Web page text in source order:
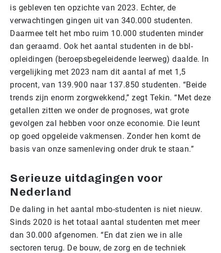
is gebleven ten opzichte van 2023. Echter, de
verwachtingen gingen uit van 340.000 studenten.
Daarmee telt het mbo ruim 10.000 studenten minder
dan geraamd. Ook het aantal studenten in de bbl-
opleidingen (beroepsbegeleidende leerweg) daalde. In
vergelijking met 2023 nam dit aantal af met 1,5
procent, van 139.900 naar 137.850 studenten. “Beide
trends zijn enorm zorgwekkend,” zegt Tekin. “Met deze
getallen zitten we onder de prognoses, wat grote
gevolgen zal hebben voor onze economie. Die leunt
op goed opgeleide vakmensen. Zonder hen komt de
basis van onze samenleving onder druk te staan.”
Serieuze uitdagingen voor
Nederland
De daling in het aantal mbo-studenten is niet nieuw.
Sinds 2020 is het totaal aantal studenten met meer
dan 30.000 afgenomen. “En dat zien we in alle
sectoren terug. De bouw, de zorg en de techniek